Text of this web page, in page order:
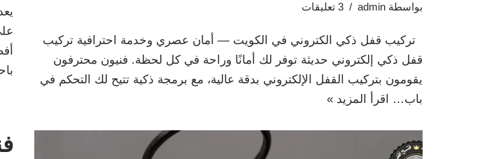
بواسطة admin 3 تعليقات
تركيب قفل ذكي الكتروني في الكويت — أمان عصري وخدمة احترافية تركيب
قفل ذكي إلكتروني حديثة توفر لك أمانًا وراحة في كل لحظة. فنيون محترفون
يقومون بتركيب القفل الإلكتروني بدقة عالية، مع برمجة ذكية تتيح لك التحكم في
باب…
اقرأ المزيد »